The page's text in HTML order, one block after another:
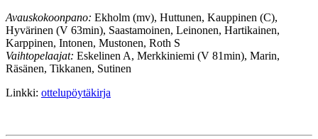
Avauskokoonpano: Ekholm (mv), Huttunen, Kauppinen (C),
Hyvärinen (V 63min), Saastamoinen, Leinonen, Hartikainen,
Karppinen, Intonen, Mustonen, Roth S
Vaihtopelaajat: Eskelinen A, Merkkiniemi (V 81min), Marin,
Räsänen, Tikkanen, Sutinen
Linkki: ottelupöytäkirja